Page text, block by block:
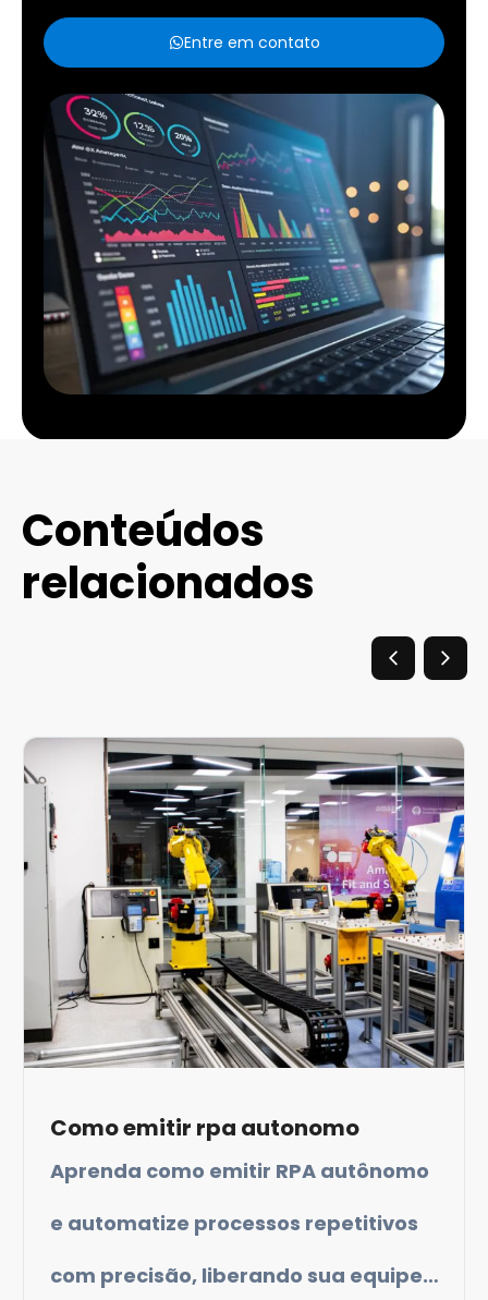
Entre em contato
Conteúdos
relacionados
Como emitir rpa autonomo
Aprenda como emitir RPA autônomo
e automatize processos repetitivos
com precisão, liberando sua equipe